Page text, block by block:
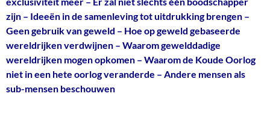
zijn – Ideeën in de samenleving tot uitdrukking brengen –
Geen gebruik van geweld – Hoe op geweld gebaseerde
wereldrijken verdwijnen – Waarom gewelddadige
wereldrijken mogen opkomen – Waarom de Koude Oorlog
niet in een hete oorlog veranderde – Andere mensen als
sub-mensen beschouwen